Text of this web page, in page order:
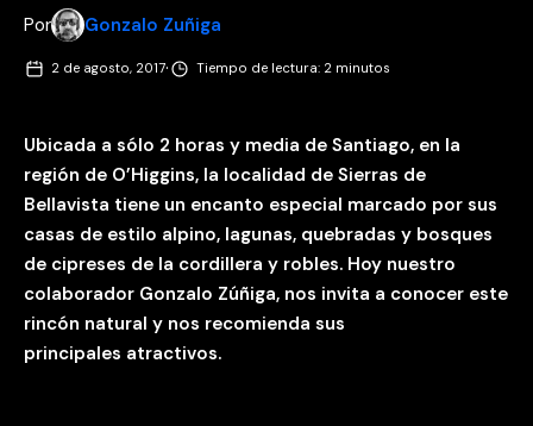
Por Gonzalo Zuñiga
2 de agosto, 2017· Tiempo de lectura: 2 minutos
Ubicada a sólo 2 horas y media de Santiago, en la
región de O’Higgins, la localidad de Sierras de
Bellavista tiene un encanto especial marcado por sus
casas de estilo alpino, lagunas, quebradas y bosques
de cipreses de la cordillera y robles. Hoy nuestro
colaborador Gonzalo Zúñiga, nos invita a conocer este
rincón natural y nos recomienda sus
principales atractivos.